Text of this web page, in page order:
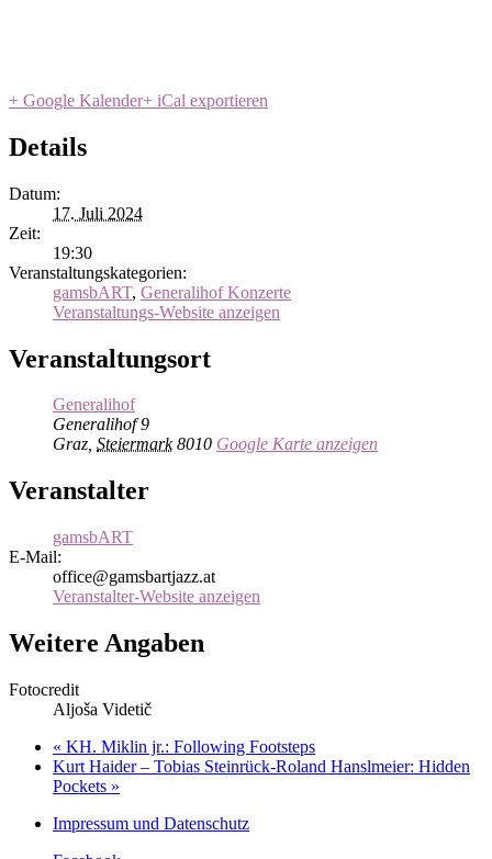
+ Google Kalender+ iCal exportieren
Details
Datum:
17. Juli 2024
Zeit:
19:30
Veranstaltungskategorien:
gamsbART, Generalihof Konzerte
Veranstaltungs-Website anzeigen
Veranstaltungsort
Generalihof
Generalihof 9
Graz, Steiermark 8010 Google Karte anzeigen
Veranstalter
gamsbART
E-Mail:
office@gamsbartjazz.at
Veranstalter-Website anzeigen
Weitere Angaben
Fotocredit
Aljoša Videtič
« KH. Miklin jr.: Following Footsteps
Kurt Haider – Tobias Steinrück-Roland Hanslmeier: Hidden
Pockets »
Impressum und Datenschutz